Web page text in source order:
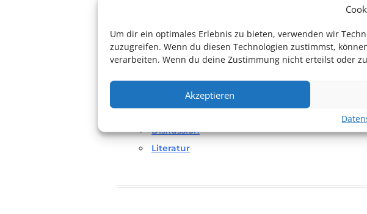
Um dir ein optimales Erlebnis zu bieten, verwenden wir
zuzugreifen. Wenn du diesen Technologien zustimmst,
verarbeiten. Wenn du deine Zustimmung nicht erteilst oder
Akzeptieren
Foto: Privat
Diskussion
Literatur